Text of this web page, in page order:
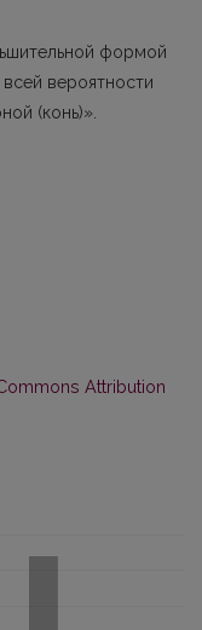
формой
вероятности
(конь)».
Attribution